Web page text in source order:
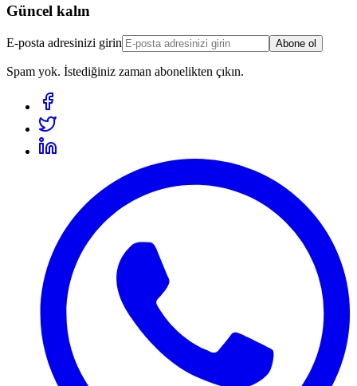
Güncel kalın
E-posta adresinizi girin Abone ol
Spam yok. İstediğiniz zaman abonelikten çıkın.